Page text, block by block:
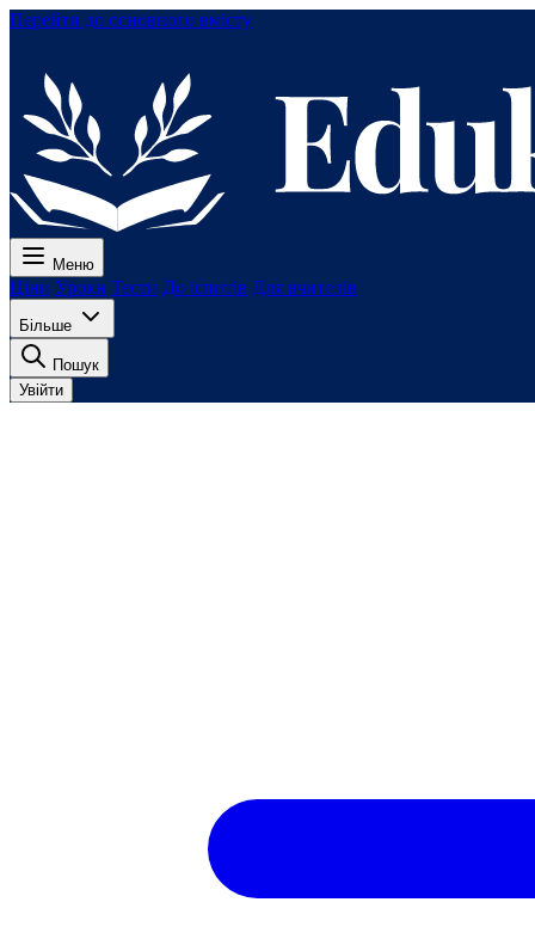
Перейти до основного вмісту
Меню
Ціни Уроки Тести До іспитів Для вчителів
Більше
Пошук
Увійти